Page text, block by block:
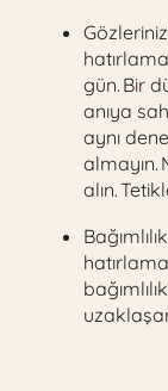
gün. Bir
anıya
aynı
almayın.
alın.